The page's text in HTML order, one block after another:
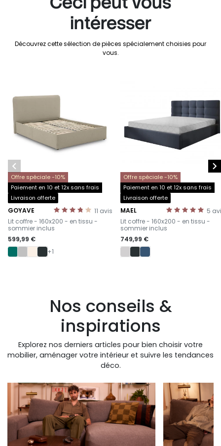
intéresser
Découvrez cette sélection de pièces spécialement choisies pour
vous.
Offre spéciale -10%
Paiement en 10 et 12x sans frais
Livraison offerte
11 avis
GOYAVE
-
Lit coffre - 160x200 - en tissu -
sommier inclus
599,99 €
+1
Offre spéciale -10%
Paiement en 10 et 12x sans frais
Livraison offerte
5
MAEL
-
Lit coffre - 160x200 - en tissu -
sommier inclus
749,99 €
 
Nos conseils &
inspirations
Explorez nos derniers articles pour bien choisir votre
mobilier, aménager votre intérieur et suivre les tendances
déco.